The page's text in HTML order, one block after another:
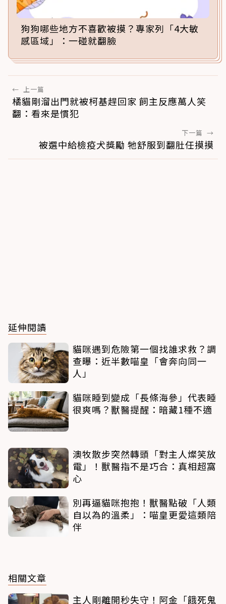
狗狗哪些地方不喜歡被摸？專家列「4大敏
感區域」：一碰就翻臉
← 上一篇
橘貓剛溜出門就被柯基趕回家 飼主反應萬人笑
翻：看來是慣犯
下一篇 →
被選中給檢疫犬獎勵 牠舒服到翻肚任摸摸
延伸閱讀
貓咪遇到危險第一個找誰求救？調
查曝：近半數喵皇「會奔向同一
人」
貓咪睡到變成「長條海參」代表睡
很爽嗎？獸醫提醒：暗藏1種不適
澳牧散步突然轉頭「對主人燦笑放
電」！獸醫指不是巧合：真相超窩
心
別再逼貓咪抱抱！獸醫點破「人類
自以為的溫柔」：喵皇更愛這類陪
伴
相關文章
主人剛離開秒失守！阿金「餓死鬼